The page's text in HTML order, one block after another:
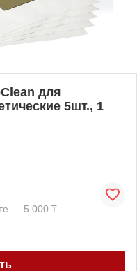
для
5шт., 1
— 5 000 ₸